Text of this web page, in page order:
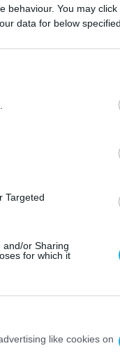
behaviour. You may
data for below
Targeted
and/or Sharing
for which it
like cookies on